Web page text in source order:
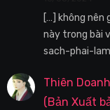
[…] không nên
này trong bài
sach-phai-
Thiên Doanh
(Bản Xuất